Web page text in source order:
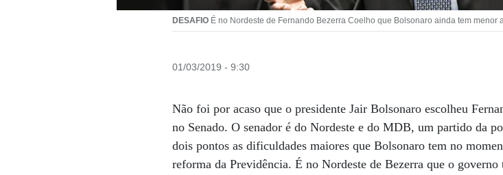
DESAFIO É no Nordeste de Fernando Bezerra Coelho que Bolsonaro ainda tem menor
01/03/2019 - 9:30
Não foi por acaso que o presidente Jair Bolsonaro escolheu
no Senado. O senador é do Nordeste e do MDB, um partido da
dois pontos as dificuldades maiores que Bolsonaro tem no
reforma da Previdência. É no Nordeste de Bezerra que o